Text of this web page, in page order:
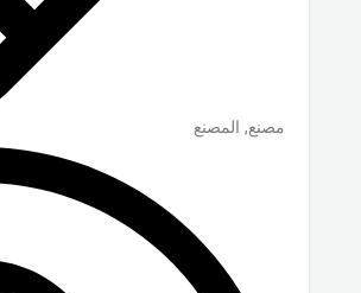
مصنع, المصنع